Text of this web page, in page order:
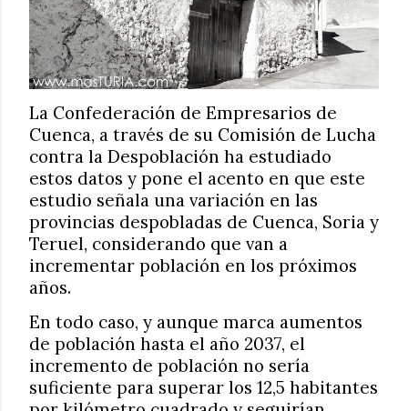
La Confederación de Empresarios de
Cuenca, a través de su Comisión de Lucha
contra la Despoblación ha estudiado
estos datos y pone el acento en que este
estudio señala una variación en las
provincias despobladas de Cuenca, Soria y
Teruel, considerando que van a
incrementar población en los próximos
años.
En todo caso, y aunque marca aumentos
de población hasta el año 2037, el
incremento de población no sería
suficiente para superar los 12,5 habitantes